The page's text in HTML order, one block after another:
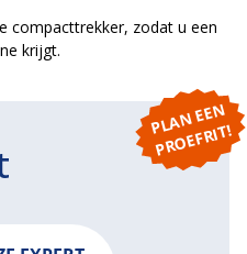
compacttrekker, zodat u een
krijgt.
P
L
A
N
E
E
N
P
R
O
E
F
RI
T!